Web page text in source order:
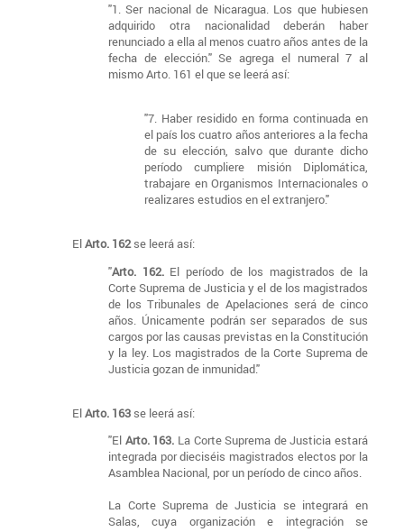
"1. Ser nacional de Nicaragua. Los que hubiesen
adquirido otra nacionalidad deberán haber
renunciado a ella al menos cuatro años antes de la
fecha de elección." Se agrega el numeral 7 al
mismo Arto. 161 el que se leerá así:
"7. Haber residido en forma continuada en
el país los cuatro años anteriores a la fecha
de su elección, salvo que durante dicho
período cumpliere misión Diplomática,
trabajare en Organismos Internacionales o
realizares estudios en el extranjero."
ElArto. 162se leerá así:
"Arto. 162.El período de los magistrados de la
Corte Suprema de Justicia y el de los magistrados
de los Tribunales de Apelaciones será de cinco
años. Únicamente podrán ser separados de sus
cargos por las causas previstas en la Constitución
y la ley. Los magistrados de la Corte Suprema de
Justicia gozan de inmunidad."
ElArto. 163 se leerá así:
"El Arto. 163. La Corte Suprema de Justicia estará
integrada por dieciséis magistrados electos por la
Asamblea Nacional, por un período de cinco años.
La Corte Suprema de Justicia se integrará en
Salas, cuya organización e integración se